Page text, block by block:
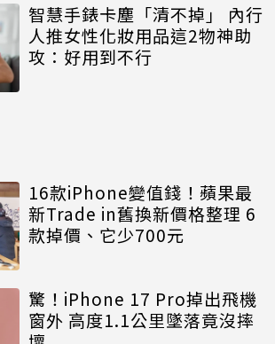
智慧手錶卡塵「清不掉」 內行
人推女性化妝用品這2物神助
攻：好用到不行
16款iPhone變值錢！蘋果最
新Trade in舊換新價格整理 6
款掉價、它少700元
驚！iPhone 17 Pro掉出飛機
窗外 高度1.1公里墜落竟沒摔